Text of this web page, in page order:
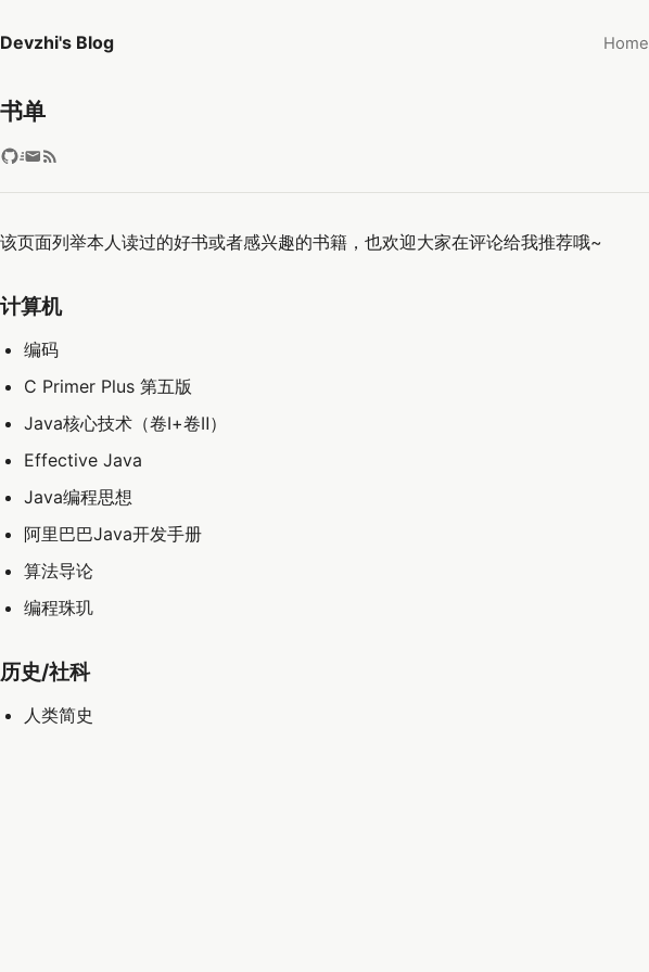
Devzhi's Blog Home
书单
该页面列举本人读过的好书或者感兴趣的书籍，也欢迎大家在评论给我推荐哦~
计算机
编码
C Primer Plus 第五版
Java核心技术（卷Ⅰ+卷Ⅱ）
Effective Java
Java编程思想
阿里巴巴Java开发手册
算法导论
编程珠玑
历史/社科
人类简史